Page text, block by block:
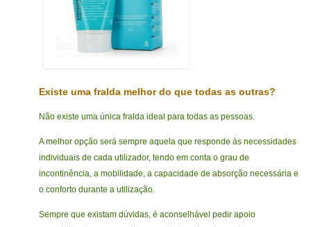
Existe uma fralda melhor do que todas as outras?
Não existe uma única fralda ideal para todas as pessoas.
A melhor opção será sempre aquela que responde às necessidades
individuais de cada utilizador, tendo em conta o grau de
incontinência, a mobilidade, a capacidade de absorção necessária e
o conforto durante a utilização.
Sempre que existam dúvidas, é aconselhável pedir apoio